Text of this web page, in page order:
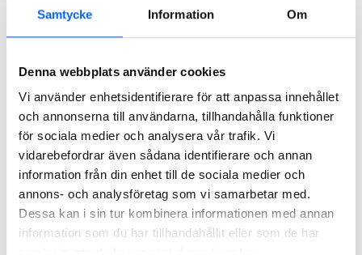
Samtycke Information Om
Denna webbplats använder cookies
Vi använder enhetsidentifierare för att anpassa innehållet
och annonserna till användarna, tillhandahålla funktioner
för sociala medier och analysera vår trafik. Vi
vidarebefordrar även sådana identifierare och annan
information från din enhet till de sociala medier och
annons- och analysföretag som vi samarbetar med.
Dessa kan i sin tur kombinera informationen med annan
information som du har tillhandahållit eller som de har
organisationer att arbeta systematiskt med att stärka den
fysiska och sociala hälsan på arbetsplatsen.
– Certifieringen är ett bevis på att vårt arbetsmiljöarbete
håller måttet. Det är också ett sätt att möta krav från våra
kunder och leverantörer på en säker och god arbetsmiljö.
Det här är krav som skärps alltmer, vilket är något vi
välkomnar, säger Marika Johansson.